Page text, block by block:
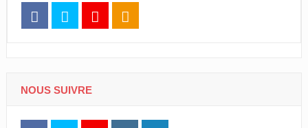
NOUS SUIVRE